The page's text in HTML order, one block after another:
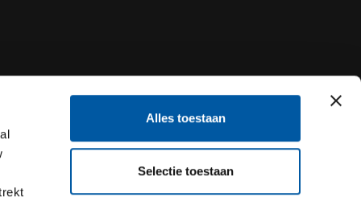
Alles toestaan
Selectie toestaan